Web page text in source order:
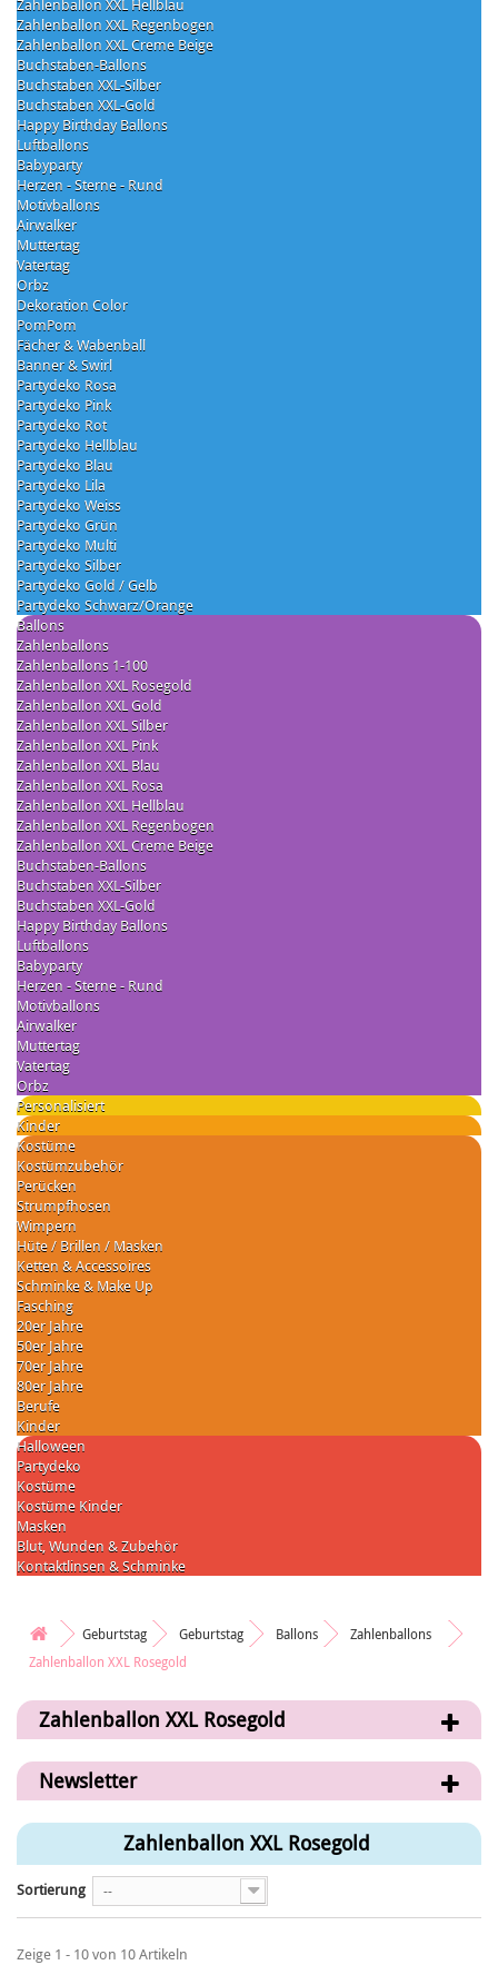
Zahlenballon XXL Hellblau
Zahlenballon XXL Regenbogen
Zahlenballon XXL Creme Beige
Buchstaben-Ballons
Buchstaben XXL-Silber
Buchstaben XXL-Gold
Happy Birthday Ballons
Luftballons
Babyparty
Herzen - Sterne - Rund
Motivballons
Airwalker
Muttertag
Vatertag
Orbz
Dekoration Color
PomPom
Fächer & Wabenball
Banner & Swirl
Partydeko Rosa
Partydeko Pink
Partydeko Rot
Partydeko Hellblau
Partydeko Blau
Partydeko Lila
Partydeko Weiss
Partydeko Grün
Partydeko Multi
Partydeko Silber
Partydeko Gold / Gelb
Partydeko Schwarz/Orange
Ballons
Zahlenballons
Zahlenballons 1-100
Zahlenballon XXL Rosegold
Zahlenballon XXL Gold
Zahlenballon XXL Silber
Zahlenballon XXL Pink
Zahlenballon XXL Blau
Zahlenballon XXL Rosa
Zahlenballon XXL Hellblau
Zahlenballon XXL Regenbogen
Zahlenballon XXL Creme Beige
Buchstaben-Ballons
Buchstaben XXL-Silber
Buchstaben XXL-Gold
Happy Birthday Ballons
Luftballons
Babyparty
Herzen - Sterne - Rund
Motivballons
Airwalker
Muttertag
Vatertag
Orbz
Personalisiert
Kinder
Kostüme
Kostümzubehör
Perücken
Strumpfhosen
Wimpern
Hüte / Brillen / Masken
Ketten & Accessoires
Schminke & Make Up
Fasching
20er Jahre
50er Jahre
70er Jahre
80er Jahre
Berufe
Kinder
Halloween
Partydeko
Kostüme
Kostüme Kinder
Masken
Blut, Wunden & Zubehör
Kontaktlinsen & Schminke
Geburtstag Geburtstag Ballons
Zahlenballons
Zahlenballon XXL Rosegold
Zahlenballon XXL Rosegold
Newsletter
Zahlenballon XXL Rosegold
Sortierung --
Zeige 1 - 10 von 10 Artikeln